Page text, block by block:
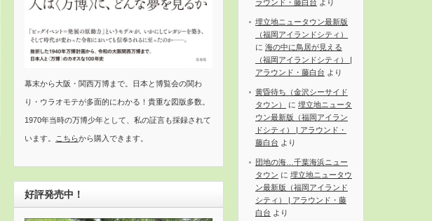
幕末から大阪・関西万博まで。日本と博覧会の関わ
り・ウラオモテが多面的にわかる！貴重な図版多数。
1970年当時の万博少年として、私の証言も採録されて
います。 こちらから購入できます。
好評発売中！
ラウンド・藤白台 より
埋立地ニュータウン最新版
（福岡アイランドシティ）
に 海の中に鳥居が見える
（福岡アイランドシティ） |
アラウンド・藤白台 より
黄昏待ち（金沢シーサイド
タウン）
に 埋立地ニュータ
ウン最新版（福岡アイラン
ドシティ） | アラウンド・
藤白台 より
団地の海…千葉海浜ニュー
タウン に 埋立地ニュータウ
ン最新版（福岡アイランド
シティ） | アラウンド・藤
白台 より